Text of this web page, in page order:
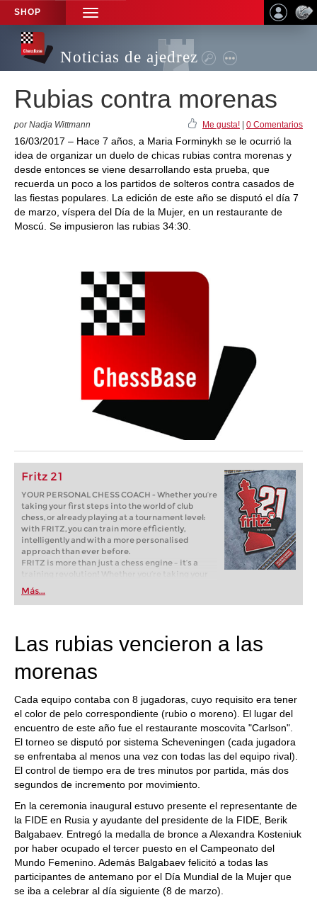
SHOP
TOGGLE
NAVIGATION
Noticias de ajedrez
Rubias contra morenas
por Nadja Wittmann Me gusta! 0 Comentarios
16/03/2017 – Hace 7 años, a Maria Forminykh se le ocurrió la
idea de organizar un duelo de chicas rubias contra morenas y
desde entonces se viene desarrollando esta prueba, que
recuerda un poco a los partidos de solteros contra casados de
las fiestas populares. La edición de este año se disputó el día 7
de marzo, víspera del Día de la Mujer, en un restaurante de
Moscú. Se impusieron las rubias 34:30.
Fritz 21
YOUR PERSONAL CHESS COACH - Whether you’re
taking your first steps into the world of club
chess, or already playing at a tournament level:
with FRITZ, you can train more efficiently,
intelligently and with a more personalised
approach than ever before.
FRITZ is more than just a chess engine – it’s a
training revolution! Whether you’re taking your
first steps into the world of club chess, or already
playing at a tournament level: with FRITZ, you can
train more efficiently, intelligently and with a
Más...
Las rubias vencieron a las
morenas
Cada equipo contaba con 8 jugadoras, cuyo requisito era tener
el color de pelo correspondiente (rubio o moreno). El lugar del
encuentro de este año fue el restaurante moscovita "Carlson".
El torneo se disputó por sistema Scheveningen (cada jugadora
se enfrentaba al menos una vez con todas las del equipo rival).
El control de tiempo era de tres minutos por partida, más dos
segundos de incremento por movimiento.
En la ceremonia inaugural estuvo presente el representante de
la FIDE en Rusia y ayudante del presidente de la FIDE, Berik
Balgabaev. Entregó la medalla de bronce a Alexandra Kosteniuk
por haber ocupado el tercer puesto en el Campeonato del
Mundo Femenino. Además Balgabaev felicitó a todas las
participantes de antemano por el Día Mundial de la Mujer que
se iba a celebrar al día siguiente (8 de marzo).